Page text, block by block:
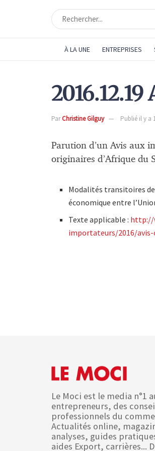
À LA UNE ENTREPRISES
2016.12.19
ParChristine Gilguy Publié il y a
Parution d’un Avis aux
originaires d’Afrique du
Modalités transitoires
économique entre
Texte applicable : http://
importateurs/2016/
Le Moci est le media n°1
entrepreneurs, des
professionnels du
Actualités online,
analyses, guides
aides Export, carrières...